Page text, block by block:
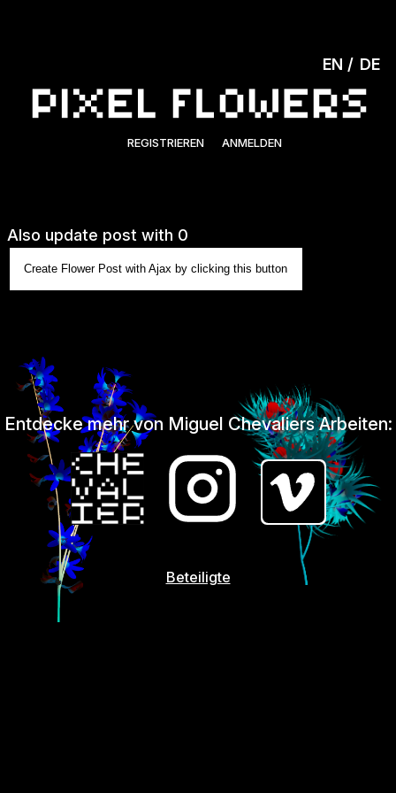
REGISTRIEREN ANMELDEN
EN DE
Also update post with 0
Create Flower Post with Ajax by clicking this button
Entdecke mehr von Miguel Chevaliers Arbeiten:
Beteiligte